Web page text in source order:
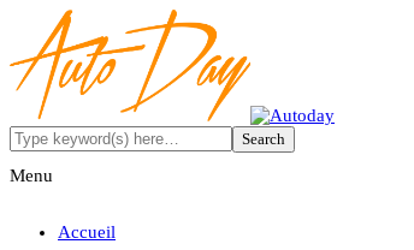
Menu
Accueil